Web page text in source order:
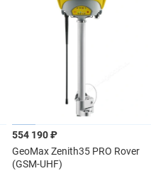
554 190 ₽
GeoMax Zenith35 PRO Rover
(GSM-UHF)